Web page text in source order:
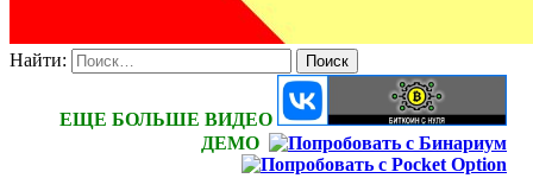
Найти:
ЕЩЕ БОЛЬШЕ ВИДЕО
ДЕМО